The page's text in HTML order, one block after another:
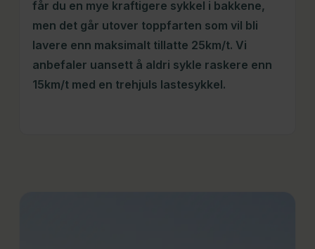
får du en mye kraftigere sykkel i bakkene,
men det går utover toppfarten som vil bli
lavere enn maksimalt tillatte 25km/t. Vi
anbefaler uansett å aldri sykle raskere enn
15km/t med en trehjuls lastesykkel.